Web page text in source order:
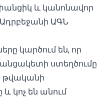
և կանոնավոր
ԱԳՆ
կարծում են, որ
ստեղծումը
թվականի
կոչ են անում